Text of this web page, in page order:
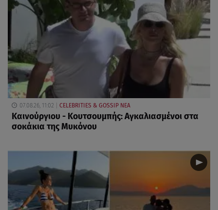
07.08.26, 11:02 CELEBRITIES & GOSSIP ΝΕΑ
Καινούργιου - Κουτσουμπής: Αγκαλιασμένοι στα
σοκάκια της Μυκόνου